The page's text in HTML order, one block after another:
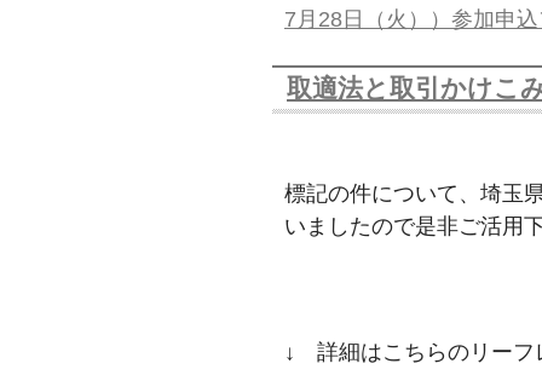
7月28日（火））参加申
取適法と取引かけこ
標記の件について、埼玉
いましたので是非ご活用
↓ 詳細はこちらのリーフ